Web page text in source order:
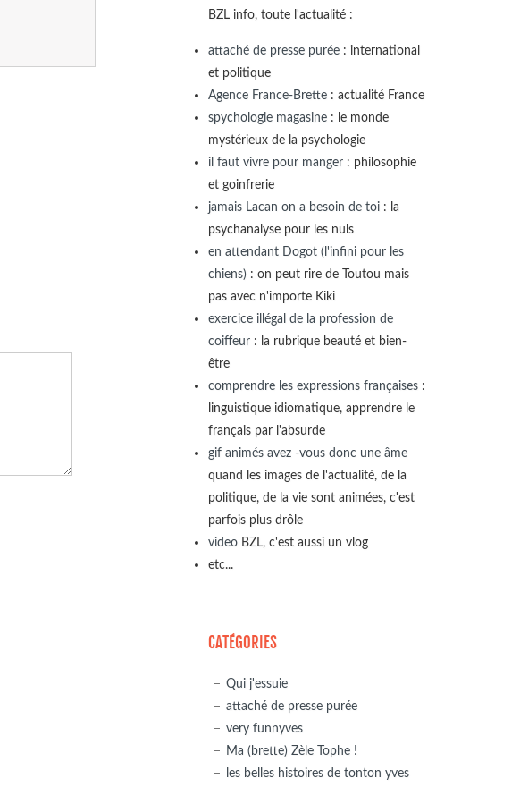
BZL info, toute l'actualité :
attaché de presse purée : international
et politique
Agence France-Brette : actualité France
spychologie magasine : le monde
mystérieux de la psychologie
il faut vivre pour manger : philosophie
et goinfrerie
jamais Lacan on a besoin de toi : la
psychanalyse pour les nuls
en attendant Dogot (l'infini pour les
chiens) : on peut rire de Toutou mais
pas avec n'importe Kiki
exercice illégal de la profession de
coiffeur : la rubrique beauté et bien-
être
comprendre les expressions françaises :
linguistique idiomatique, apprendre le
français par l'absurde
gif animés avez -vous donc une âme
quand les images de l'actualité, de la
politique, de la vie sont animées, c'est
parfois plus drôle
video BZL, c'est aussi un vlog
etc...
CATÉGORIES
Qui j'essuie
attaché de presse purée
very funnyves
Ma (brette) Zèle Tophe !
les belles histoires de tonton yves